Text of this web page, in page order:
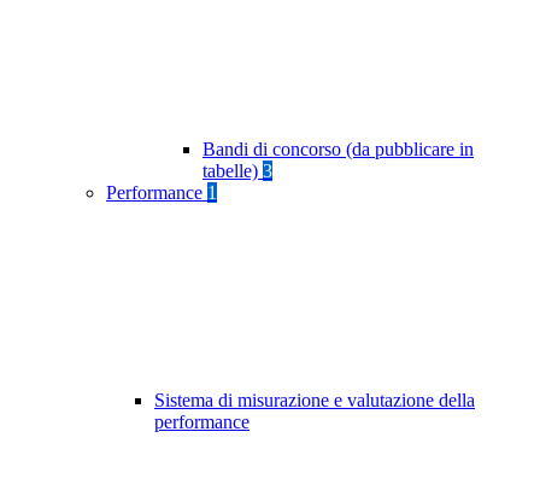
Bandi di concorso (da pubblicare in
tabelle) 3
Performance 1
Sistema di misurazione e valutazione della
performance